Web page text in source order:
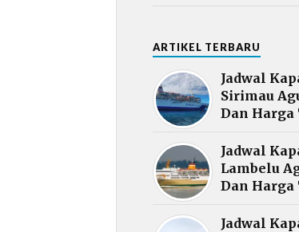
ARTIKEL TERBARU
Jadwal
Sirimau
Dan
Jadwal
Lambelu
Dan
Jadwal